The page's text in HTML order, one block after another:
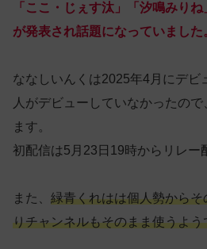
「ここ・じぇす汰」「汐鳴みり
が発表され話題になっていました
ななしいんくは2025年4月にデビ
人がデビューしていなかったの
ます。
初配信は5月23日19時からリレー
また、 緑青くれはは個人勢から
りチャンネルもそのまま使うよう